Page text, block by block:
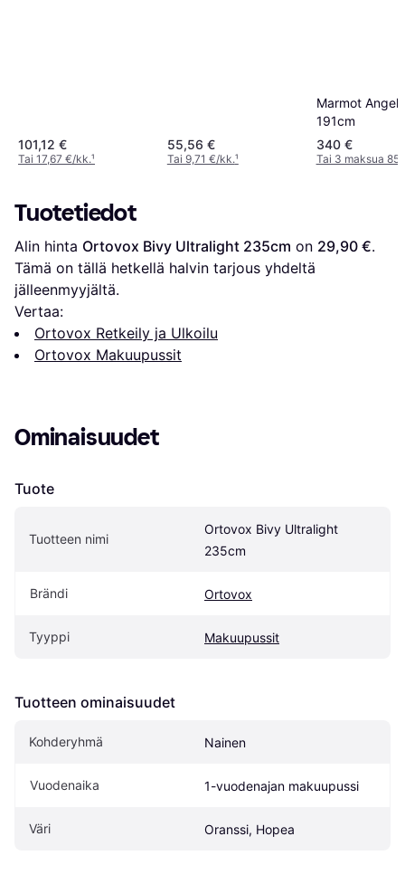
101,12 €
Tai 17,67 €/kk.¹
55,56 €
Tai 9,71 €/kk.¹
Marmot Angel
191cm
340 €
Tai 3 maksua
Tuotetiedot
Alin hinta Ortovox Bivy Ultralight 235cm on 29,90 €.
Tämä on tällä hetkellä halvin tarjous yhdeltä
jälleenmyyjältä.
Vertaa:
Ortovox Retkeily ja Ulkoilu
Ortovox Makuupussit
Ominaisuudet
Tuote
Tuotteen nimi
Ortovox Bivy Ultralight
235cm
Brändi Ortovox
Tyyppi Makuupussit
Tuotteen ominaisuudet
Kohderyhmä Nainen
Vuodenaika 1-vuodenajan makuupussi
Väri Oranssi, Hopea